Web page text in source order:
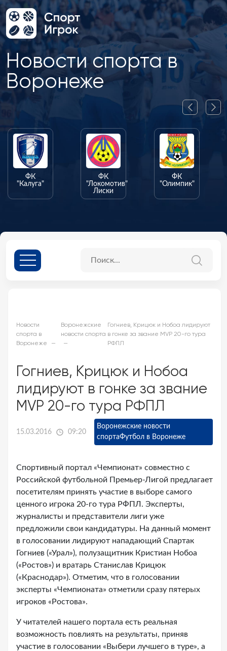
Новости спорта в
Воронеже
ФК
"Калуга"
ФК
"Локомотив"
Лиски
ФК
"Олимпик"
Новости
спорта в
Воронеже
Воронежские
новости спорта
Гогниев, Крицюк и Нобоа лидируют
в гонке за звание MVP 20-го тура
РФПЛ
Гогниев, Крицюк и Нобоа
лидируют в гонке за звание
MVP 20-го тура РФПЛ
15.03.2016 09:20
Воронежские новости
спортаФутбол в Воронеже
Спортивный портал «Чемпионат» совместно с
Российской футбольной Премьер-Лигой предлагает
посетителям принять участие в выборе самого
ценного игрока 20-го тура РФПЛ. Эксперты,
журналисты и представители лиги уже
предложили свои кандидатуры. На данный момент
в голосовании лидируют нападающий Спартак
Гогниев («Урал»), полузащитник Кристиан Нобоа
(«Ростов») и вратарь Станислав Крицюк
(«Краснодар»). Отметим, что в голосовании
эксперты «Чемпионата» отметили сразу пятерых
игроков «Ростова».
У читателей нашего портала есть реальная
возможность повлиять на результаты, приняв
участие в голосовании «Выбери лучшего в туре», а